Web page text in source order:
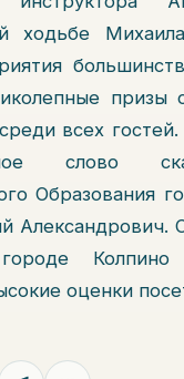
ходьбе
призы
всех
слово
Образования
Александрович.
Колпино
оценки